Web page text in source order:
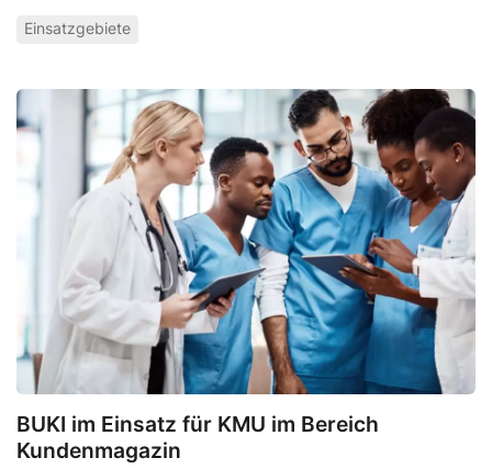
Einsatzgebiete
BUKI im Einsatz für KMU im Bereich
Kundenmagazin